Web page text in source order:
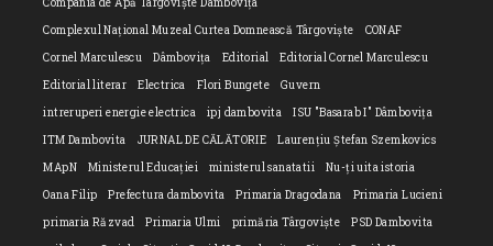
Compania de Apă Târgoviște Dâmbovița
Complexul Național Muzeal Curtea Domnească Târgoviște
CONAF
Cornel Marculescu
Dâmbovița Editorial
Editorial Cornel Marculescu
Editorial literar
Electrica Flori Bungete
Guvern
intreruperi energie electrica
ipj dambovita
ISU "Basarab I" Dâmbovița
ITM Dambovita
JURNAL DE CĂLĂTORIE
Laurențiu Ștefan Szemkovics
MApN
Ministerul Educației ministerul sanatatii
Nu-ți uita istoria
Oana Filip
Prefectura dambovita Primaria Dragodana
Primaria Lucieni
primaria Răzvad
Primaria Ulmi primăria Târgoviște
PSD Dambovita